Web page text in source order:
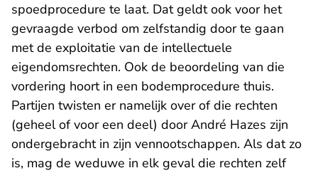
spoedprocedure te laat. Dat geldt ook voor het
gevraagde verbod om zelfstandig door te gaan
met de exploitatie van de intellectuele
eigendomsrechten. Ook de beoordeling van die
vordering hoort in een bodemprocedure thuis.
Partijen twisten er namelijk over of die rechten
(geheel of voor een deel) door André Hazes zijn
ondergebracht in zijn vennootschappen. Als dat zo
is, mag de weduwe in elk geval die rechten zelf